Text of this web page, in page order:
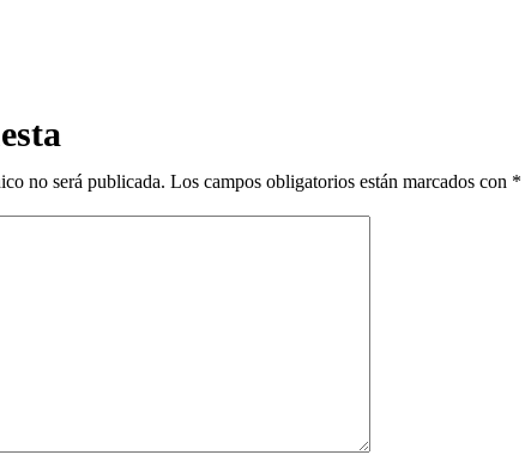
no será publicada. Los campos obligatorios están marcados con *